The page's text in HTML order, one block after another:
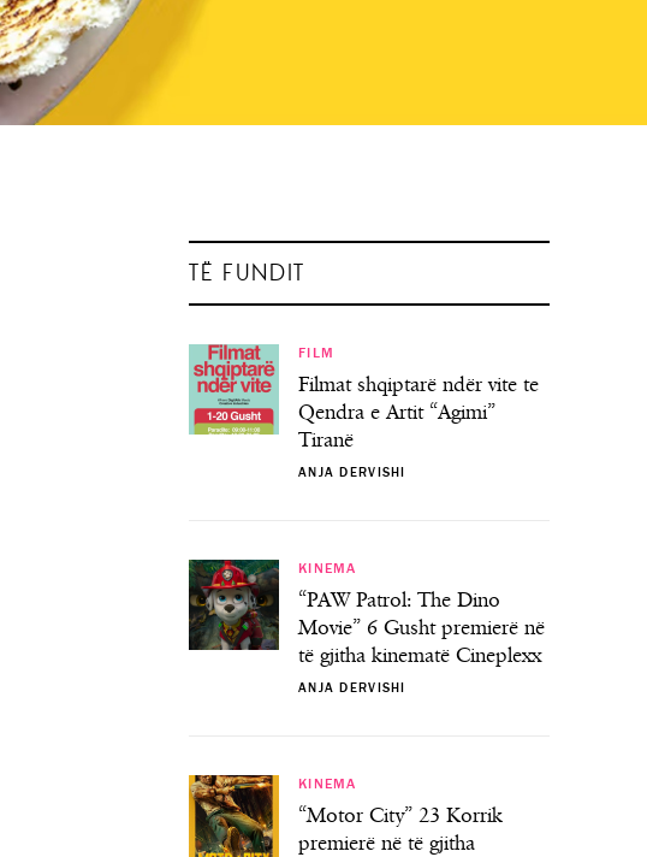
TË FUNDIT
FILM
Filmat shqiptarë ndër vite te
Qendra e Artit “Agimi”
Tiranë
ANJA DERVISHI
KINEMA
“PAW Patrol: The Dino
Movie” 6 Gusht premierë në
të gjitha kinematë Cineplexx
ANJA DERVISHI
KINEMA
“Motor City” 23 Korrik
premierë në të gjitha